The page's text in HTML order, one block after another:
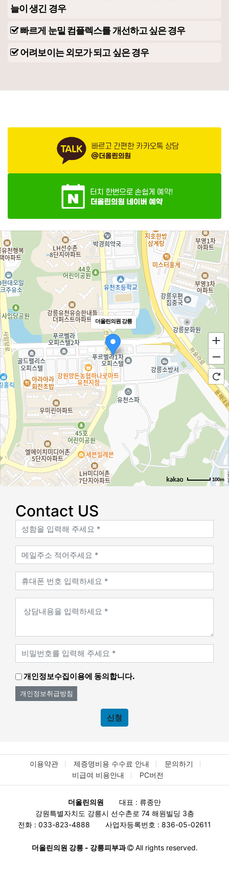
늘이 생긴 경우
빠르게 눈밑 컴플렉스를 개선하고 싶은 경우
어려보이는 외모가 되고 싶은 경우
더올린의원 강릉
100m
Contact US
개인정보수집이용에 동의합니다.
개인정보취급방침
신청
이용약관 제증명비용 수수료 안내
문의하기
비급여 비용안내
PC버전
더올린의원
대표 : 류종만
강원특별자치도 강릉시 선수촌로 74 해원빌딩 3층
전화 : 033-823-4888
사업자등록번호 : 836-05-02611
더올린의원 강릉 - 강릉피부과 All rights reserved.